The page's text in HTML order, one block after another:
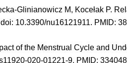
Glinianowicz M, Kocełak P.
10.3390/nu16121911. PMID:
of the Menstrual Cycle and
020-01221-9. PMID: